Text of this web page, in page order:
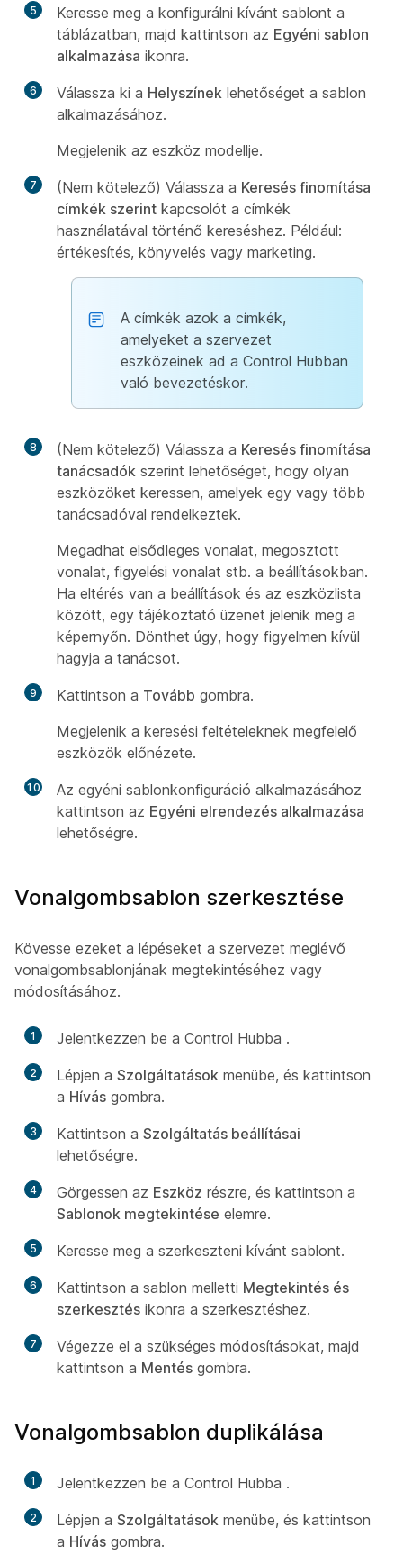
5
Keresse meg a konfigurálni kívánt sablont a
táblázatban, majd kattintson az Egyéni sablon
alkalmazása ikonra.
6 Válassza ki a Helyszínek lehetőséget a sablon
alkalmazásához.
Megjelenik az eszköz modellje.
7 (Nem kötelező) Válassza a Keresés finomítása
címkék szerint kapcsolót a címkék
használatával történő kereséshez. Például:
értékesítés, könyvelés vagy marketing.
A címkék azok a címkék,
amelyeket a szervezet
eszközeinek ad a Control Hubban
való bevezetéskor.
8 (Nem kötelező) Válassza a Keresés finomítása
tanácsadók szerint lehetőséget, hogy olyan
eszközöket keressen, amelyek egy vagy több
tanácsadóval rendelkeztek.
Megadhat elsődleges vonalat, megosztott
vonalat, figyelési vonalat stb. a beállításokban.
Ha eltérés van a beállítások és az eszközlista
között, egy tájékoztató üzenet jelenik meg a
képernyőn. Dönthet úgy, hogy figyelmen kívül
hagyja a tanácsot.
9 Kattintson a Tovább gombra.
Megjelenik a keresési feltételeknek megfelelő
eszközök előnézete.
10
Az egyéni sablonkonfiguráció alkalmazásához
kattintson az Egyéni elrendezés alkalmazása
lehetőségre.
Vonalgombsablon szerkesztése
Kövesse ezeket a lépéseket a szervezet meglévő
vonalgombsablonjának megtekintéséhez vagy
módosításához.
1 Jelentkezzen be a Control Hubba .
2 Lépjen a Szolgáltatások menübe, és kattintson
a Hívás gombra.
3 Kattintson a Szolgáltatás beállításai
lehetőségre.
4 Görgessen az Eszköz részre, és kattintson a
Sablonok megtekintése elemre.
5 Keresse meg a szerkeszteni kívánt sablont.
6 Kattintson a sablon melletti Megtekintés és
szerkesztés ikonra a szerkesztéshez.
7
Végezze el a szükséges módosításokat, majd
kattintson a Mentés gombra.
Vonalgombsablon duplikálása
1 Jelentkezzen be a Control Hubba .
2 Lépjen a Szolgáltatások menübe, és kattintson
a Hívás gombra.